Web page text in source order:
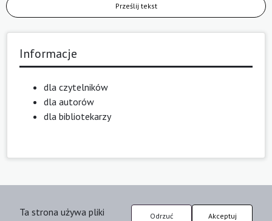
Prześlij tekst
Informacje
dla czytelników
dla autorów
dla bibliotekarzy
Ta strona używa pliki
Odrzuć Akceptuj